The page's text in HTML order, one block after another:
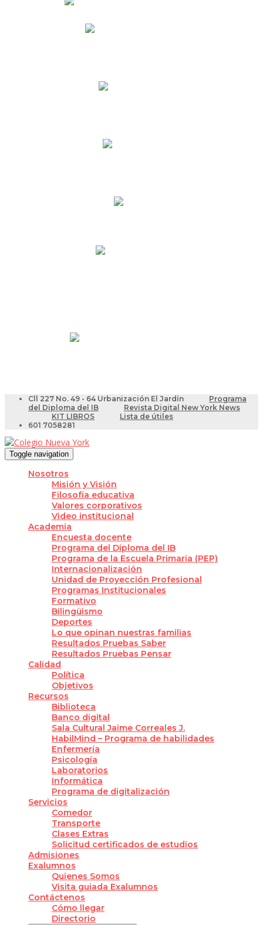
Cll 227 No. 49 - 64 Urbanización El Jardín
Programa
del Diploma del IB
Revista Digital New York News
KIT LIBROS
Lista de útiles
601 7058281
Toggle navigation
Nosotros
Misión y Visión
Filosofía educativa
Valores corporativos
Video institucional
Academia
Encuesta docente
Programa del Diploma del IB
Programa de la Escuela Primaria (PEP)
Internacionalización
Unidad de Proyección Profesional
Programas Institucionales
Formativo
Bilingüismo
Deportes
Lo que opinan nuestras familias
Resultados Pruebas Saber
Resultados Pruebas Pensar
Calidad
Política
Objetivos
Recursos
Biblioteca
Banco digital
Sala Cultural Jaime Correales J.
HabilMind – Programa de habilidades
Enfermería
Psicología
Laboratorios
Informática
Programa de digitalización
Servicios
Comedor
Transporte
Clases Extras
Solicitud certificados de estudios
Admisiones
Exalumnos
Quienes Somos
Visita guiada Exalumnos
Contáctenos
Cómo llegar
Directorio